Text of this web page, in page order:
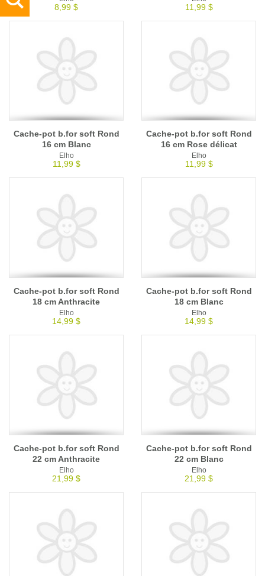
8,99 $ 11,99 $
Cache-pot b.for soft Rond
16 cm Blanc
Elho
11,99 $
Cache-pot b.for soft Rond
16 cm Rose délicat
Elho
11,99 $
Cache-pot b.for soft Rond
18 cm Anthracite
Elho
14,99 $
Cache-pot b.for soft Rond
18 cm Blanc
Elho
14,99 $
Cache-pot b.for soft Rond
22 cm Anthracite
Elho
21,99 $
Cache-pot b.for soft Rond
22 cm Blanc
Elho
21,99 $